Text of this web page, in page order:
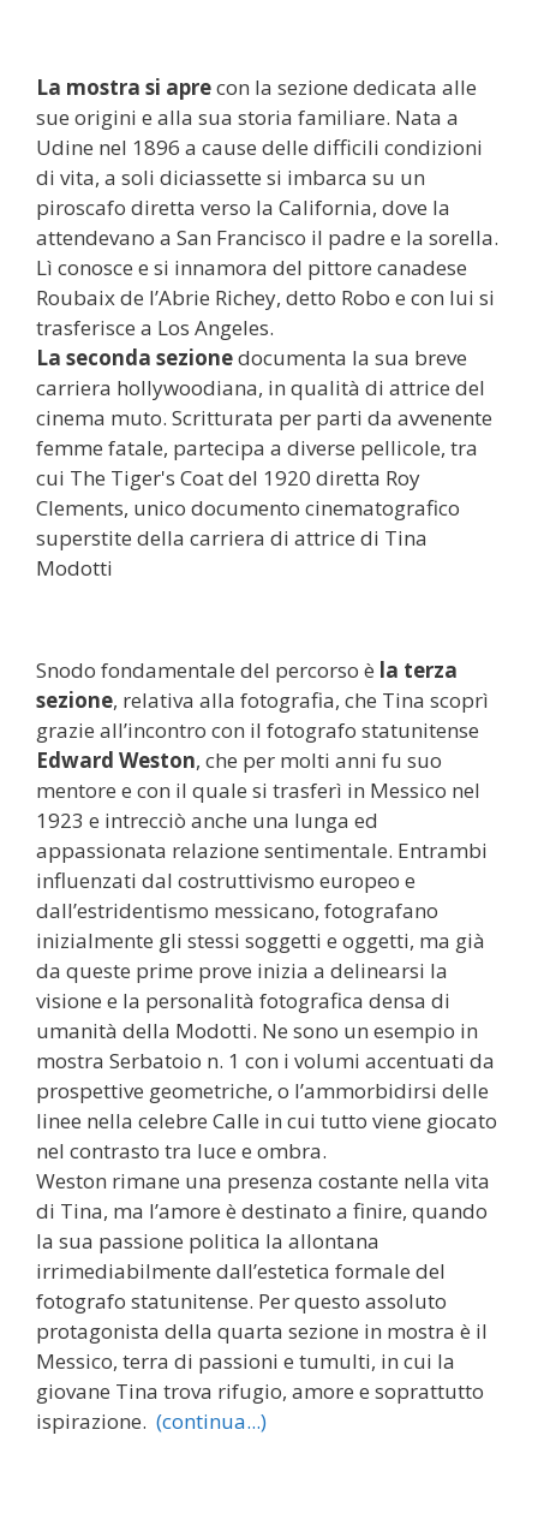
La mostra si aprecon la sezione dedicata alle
sue origini e alla sua storia familiare. Nata a
Udine nel 1896 a cause delle difficili condizioni
di vita, a soli diciassette si imbarca su un
piroscafo diretta verso la California, dove la
attendevano a San Francisco il padre e la sorella.
Lì conosce e si innamora del pittore canadese
Roubaix de l’Abrie Richey, detto Robo e con lui si
trasferisce a Los Angeles.
La seconda sezionedocumenta la sua breve
carriera hollywoodiana, in qualità di attrice del
cinema muto. Scritturata per parti da avvenente
femme fatale, partecipa a diverse pellicole, tra
cui The Tiger's Coat del 1920 diretta Roy
Clements, unico documento cinematografico
superstite della carriera di attrice di Tina
Modotti
Snodo fondamentale del percorso è la terza
sezione, relativa alla fotografia, che Tina scoprì
grazie all’incontro con il fotografo statunitense
Edward Weston, che per molti anni fu suo
mentore e con il quale si trasferì in Messico nel
1923 e intrecciò anche una lunga ed
appassionata relazione sentimentale. Entrambi
influenzati dal costruttivismo europeo e
dall’estridentismo messicano, fotografano
inizialmente gli stessi soggetti e oggetti, ma già
da queste prime prove inizia a delinearsi la
visione e la personalità fotografica densa di
umanità della Modotti. Ne sono un esempio in
mostra Serbatoio n. 1 con i volumi accentuati da
prospettive geometriche, o l’ammorbidirsi delle
linee nella celebre Calle in cui tutto viene giocato
nel contrasto tra luce e ombra.
Weston rimane una presenza costante nella vita
di Tina, ma l’amore è destinato a finire, quando
la sua passione politica la allontana
irrimediabilmente dall’estetica formale del
fotografo statunitense. Per questo assoluto
protagonista della quarta sezione in mostra è il
Messico, terra di passioni e tumulti, in cui la
giovane Tina trova rifugio, amore e soprattutto
ispirazione. (continua...)